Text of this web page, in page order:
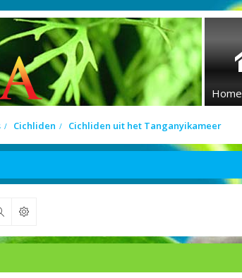
Home
Cichliden Cichliden uit het Tanganyikameer
Zoek